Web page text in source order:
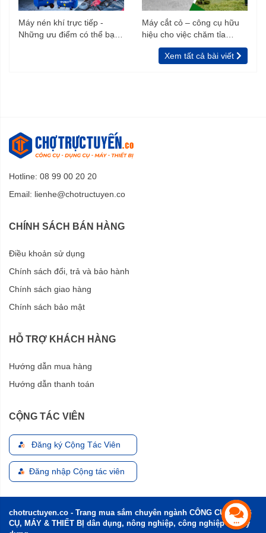
Máy nén khí trực tiếp -
Những ưu điểm có thể bạn
Máy cắt cỏ – công cụ hữu
hiệu cho việc chăm tỉa
vườn, rào
Xem tất cả bài viết
Hotline: 08 99 00 20 20
Email: lienhe@chotructuyen.co
CHÍNH SÁCH BÁN HÀNG
Điều khoản sử dụng
Chính sách đổi, trả và bảo hành
Chính sách giao hàng
Chính sách bảo mật
HỖ TRỢ KHÁCH HÀNG
Hướng dẫn mua hàng
Hướng dẫn thanh toán
CỘNG TÁC VIÊN
Đăng ký Cộng Tác Viên
Đăng nhập Cộng tác viên
chotructuyen.co - Trang mua sắm chuyên ngành CÔNG CỤ, DỤNG
CỤ, MÁY & THIẾT BỊ dân dụng, nông nghiệp, công nghiệp và xây